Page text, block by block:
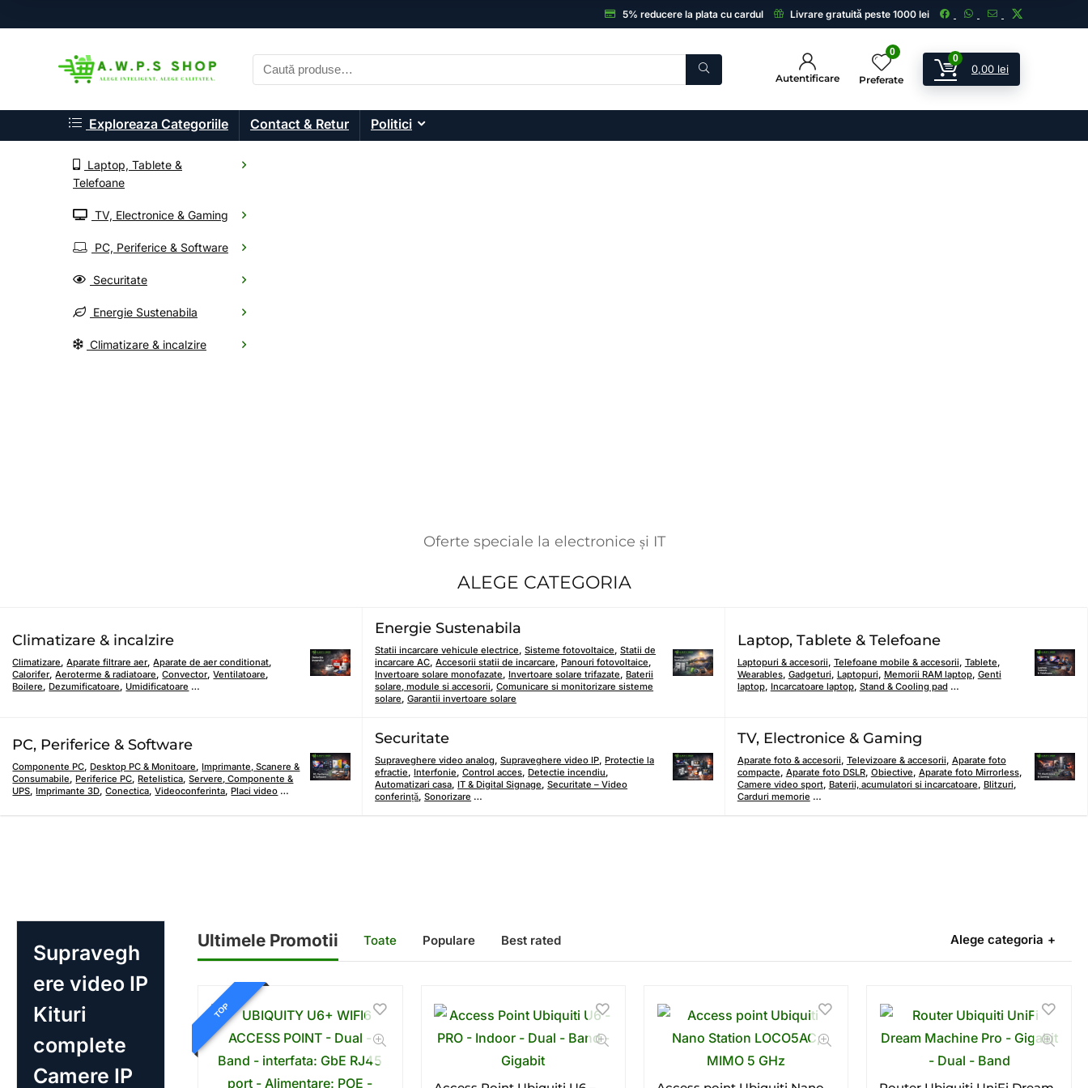
5% reducere la plata cu cardul Livrare gratuită peste 1000 lei
Autentificare
0
Preferate
0
0,00 lei
Exploreaza Categoriile
Laptop, Tablete &
Telefoane
TV, Electronice & Gaming
PC, Periferice & Software
Securitate
Energie Sustenabila
Climatizare & incalzire
Contact & Retur Politici
Componente PC, Electronice și accesorii
Oferte noi, livrare rapidă și garanția unui magazin de încredere.
Oferte speciale la electronice și IT
ALEGE CATEGORIA
Climatizare & incalzire
Climatizare,Aparate filtrare aer,Aparate de aer conditionat,
Calorifer,Aeroterme & radiatoare,Convector,Ventilatoare,
Boilere, Dezumificatoare, Umidificatoare …
Energie Sustenabila
Statii incarcare vehicule electrice,Sisteme fotovoltaice,Statii de
incarcare AC,Accesorii statii de incarcare, Panouri fotovoltaice,
Invertoare solare monofazate, Invertoare solare trifazate, Baterii
solare, module si accesorii,Comunicare si monitorizare sisteme
solare,Garantii invertoare solare
Laptop, Tablete & Telefoane
Laptopuri & accesorii, Telefoane mobile & accesorii, Tablete,
Wearables, Gadgeturi, Laptopuri, Memorii RAM laptop, Genti
laptop, Incarcatoare laptop, Stand & Cooling pad…
PC, Periferice & Software
Componente PC, Desktop PC & Monitoare, Imprimante, Scanere &
Consumabile, Periferice PC, Retelistica,Servere, Componente &
UPS, Imprimante 3D,Conectica,Videoconferinta, Placi video …
Securitate
Supraveghere video analog,Supraveghere video IP, Protectie la
efractie, Interfonie,Control acces, Detectie incendiu,
Automatizari casa, IT & Digital Signage,Securitate – Video
conferință,Sonorizare …
TV, Electronice & Gaming
Aparate foto & accesorii, Televizoare & accesorii, Aparate foto
compacte, Aparate foto DSLR, Obiective, Aparate foto Mirrorless,
Camere video sport, Baterii, acumulatori si incarcatoare, Blitzuri,
Carduri memorie …
Supravegh
ere video IP
Kituri
complete
Camere IP
Ultimele Promotii Toate Populare Best rated Alege categoria
TOP